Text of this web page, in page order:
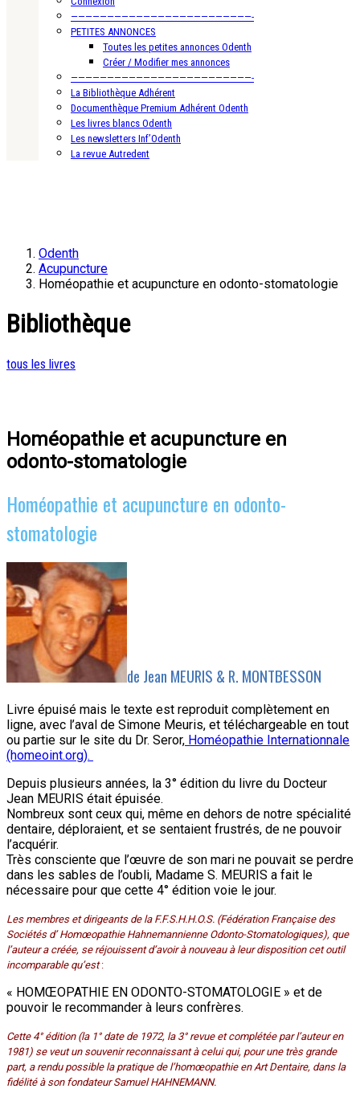
—————————————————————————-
PETITES ANNONCES
Toutes les petites annonces Odenth
Créer / Modifier mes annonces
—————————————————————————-
La Bibliothèque Adhérent
Documenthèque Premium Adhérent Odenth
Les livres blancs Odenth
Les newsletters Inf’Odenth
La revue Autredent
Odenth
Acupuncture
Homéopathie et acupuncture en odonto-stomatologie
Bibliothèque
tous les livres
Homéopathie et acupuncture en
odonto-stomatologie
Homéopathie et acupuncture en odonto-
stomatologie
de Jean MEURIS & R. MONTBESSON
Livre épuisé mais le texte est reproduit complètement en
ligne, avec l’aval de Simone Meuris, et téléchargeable en tout
ou partie sur le site du Dr. Seror, Homéopathie Internationnale
(homeoint.org).
Depuis plusieurs années, la 3° édition du livre du Docteur
Jean MEURIS était épuisée.
Nombreux sont ceux qui, même en dehors de notre spécialité
dentaire, déploraient, et se sentaient frustrés, de ne pouvoir
l’acquérir.
Très consciente que l’œuvre de son mari ne pouvait se perdre
dans les sables de l’oubli, Madame S. MEURIS a fait le
nécessaire pour que cette 4° édition voie le jour.
Les membres et dirigeants de la F.F.S.H.H.O.S. (Fédération Française des
Sociétés d’ Homœopathie HahnemannienneOdonto-Stomatologiques), que
l’auteur a créée, se réjouissent d’avoir à nouveau à leur disposition cet outil
incomparable qu’est:
« HOMŒOPATHIE EN ODONTO-STOMATOLOGIE » et de
pouvoir le recommander à leurs confrères.
Cette 4° édition (la 1° date de 1972, la 3° revue et complétée par l’auteur en
1981) se veut un souvenir reconnaissant à celui qui, pour une très grande
part, a rendu possible la pratique de l’homœopathie en Art Dentaire, dans la
fidélité à son fondateur Samuel HAHNEMANN.